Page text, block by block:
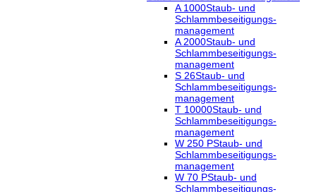
A 1000Staub- und
Schlammbeseitigungs-
management
A 2000Staub- und
Schlammbeseitigungs-
management
S 26Staub- und
Schlammbeseitigungs-
management
T 10000Staub- und
Schlammbeseitigungs-
management
W 250 PStaub- und
Schlammbeseitigungs-
management
W 70 PStaub- und
Schlammbeseitigungs-